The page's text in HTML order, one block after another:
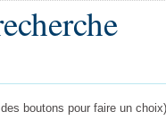
boutons pour faire un choix)